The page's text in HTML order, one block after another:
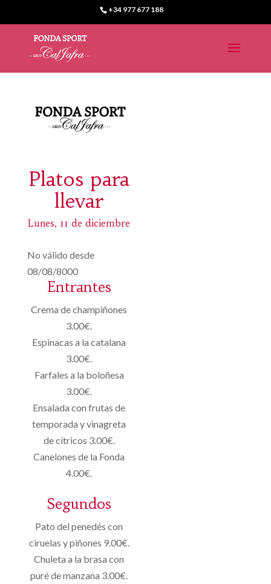
+34 977 677 188
Platos para
llevar
Lunes, 11 de diciembre
No válido desde
08/08/8000
Entrantes
Crema de champiñones
3.00€.
Espinacas a la catalana
3.00€.
Farfales a la boloñesa
3.00€.
Ensalada con frutas de
temporada y vinagreta
de cítricos 3.00€.
Canelones de la Fonda
4.00€.
Segundos
Pato del penedés con
ciruelas y piñones 9.00€.
Chuleta a la brasa con
puré de manzana 3.00€.